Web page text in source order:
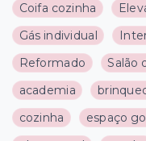
Coifa cozinha
Gás individual
Reformado
Salão
academia
cozinha
espaço